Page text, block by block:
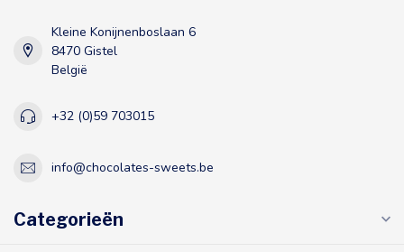
Kleine Konijnenboslaan 6
8470 Gistel
België
+32 (0)59 703015
info@chocolates-sweets.be
Categorieën